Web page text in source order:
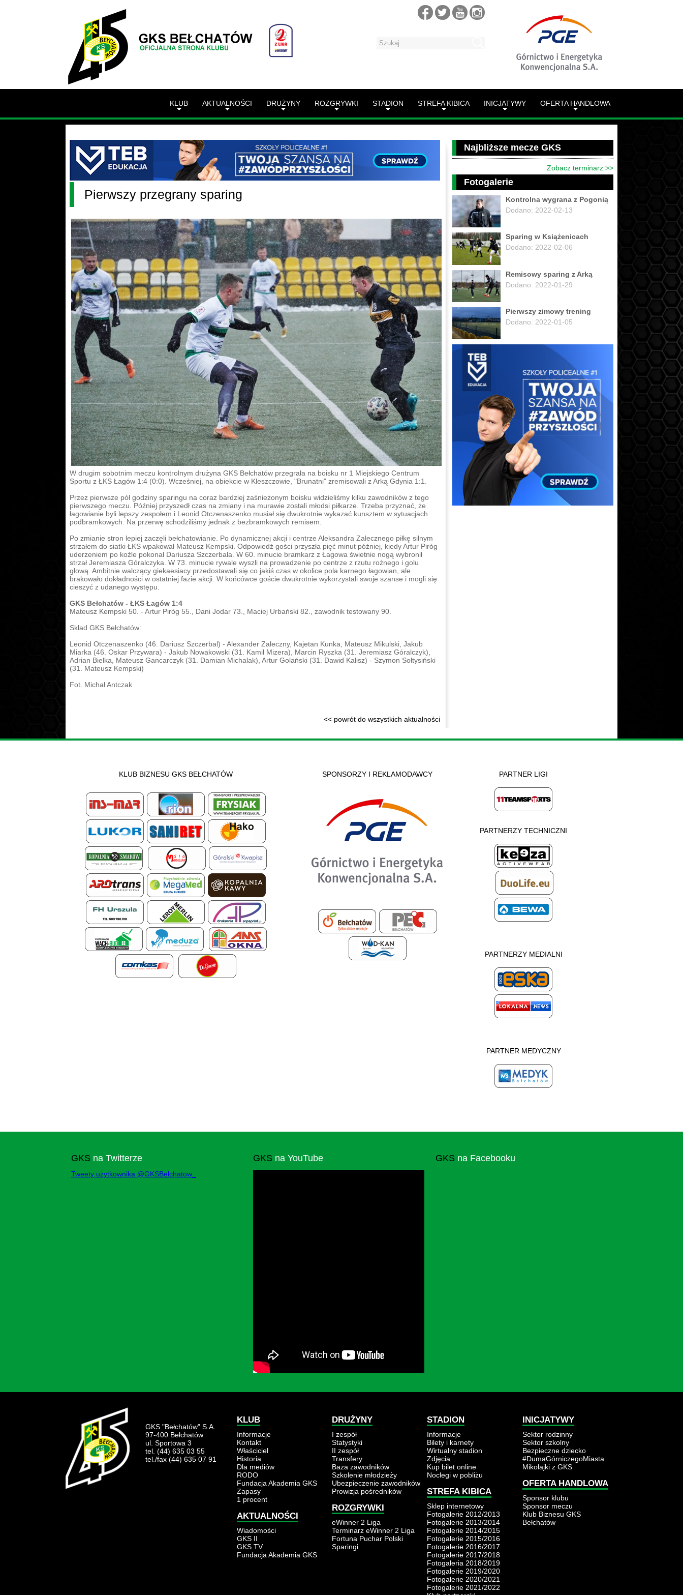
KLUB AKTUALNOŚCI DRUŻYNY ROZGRYWKI STADION STREFA KIBICA INICJATYWY OFERTA HANDLOWA
Pierwszy przegrany sparing
W drugim sobotnim meczu kontrolnym drużyna GKS Bełchatów przegrała na boisku nr 1 Miejskiego Centrum
Sportu z ŁKS Łagów 1:4 (0:0). Wcześniej, na obiekcie w Kleszczowie, "Brunatni" zremisowali z Arką Gdynia 1:1.
Przez pierwsze pół godziny sparingu na coraz bardziej zaśnieżonym boisku widzieliśmy kilku zawodników z tego
pierwszego meczu. Później przyszedł czas na zmiany i na murawie zostali młodsi piłkarze. Trzeba przyznać, że
łagowianie byli lepszy zespołem i Leonid Otczenaszenko musiał się dwukrotnie wykazać kunsztem w sytuacjach
podbramkowych. Na przerwę schodziliśmy jednak z bezbramkowych remisem.
Po zmianie stron lepiej zaczęli bełchatowianie. Po dynamicznej akcji i centrze Aleksandra Zalecznego piłkę silnym
strzałem do siatki ŁKS wpakował Mateusz Kempski. Odpowiedź gości przyszła pięć minut później, kiedy Artur Piróg
uderzeniem po koźle pokonał Dariusza Szczerbala. W 60. minucie bramkarz z Łagowa świetnie nogą wybronił
strzał Jeremiasza Góralczyka. W 73. minucie rywale wyszli na prowadzenie po centrze z rzutu rożnego i golu
głową. Ambitnie walczący giekaesiacy przedostawali się co jakiś czas w okolice pola karnego łagowian, ale
brakowało dokładności w ostatniej fazie akcji. W końcówce goście dwukrotnie wykorzystali swoje szanse i mogli się
cieszyć z udanego występu.
GKS Bełchatów - ŁKS Łagów 1:4
Mateusz Kempski 50. - Artur Piróg 55., Dani Jodar 73., Maciej Urbański 82., zawodnik testowany 90.
Skład GKS Bełchatów:
Leonid Otczenaszenko (46. Dariusz Szczerbal) - Alexander Zaleczny, Kajetan Kunka, Mateusz Mikulski, Jakub
Miarka (46. Oskar Przywara) - Jakub Nowakowski (31. Kamil Mizera), Marcin Ryszka (31. Jeremiasz Góralczyk),
Adrian Bielka, Mateusz Gancarczyk (31. Damian Michalak), Artur Golański (31. Dawid Kalisz) - Szymon Sołtysiński
(31. Mateusz Kempski)
Fot. Michał Antczak
<< powrót do wszystkich aktualności
Najbliższe mecze GKS
Zobacz terminarz >>
Fotogalerie
Kontrolna wygrana z Pogonią
Dodano: 2022-02-13
Sparing w Książenicach
Dodano: 2022-02-06
Remisowy sparing z Arką
Dodano: 2022-01-29
Pierwszy zimowy trening
Dodano: 2022-01-05
KLUB BIZNESU GKS BEŁCHATÓW SPONSORZY I REKLAMODAWCY PARTNER LIGI
PARTNERZY TECHNICZNI
PARTNERZY MEDIALNI
PARTNER MEDYCZNY
GKS na Twitterze
Tweety użytkownika @GKSBelchatow_
GKS na YouTube GKS na Facebooku
GKS "Bełchatów" S.A.
97-400 Bełchatów
ul. Sportowa 3
tel. (44) 635 03 55
tel./fax (44) 635 07 91
KLUB
Informacje
Kontakt
Właściciel
Historia
Dla mediów
RODO
Fundacja Akademia GKS
Zapasy
1 procent
AKTUALNOŚCI
Wiadomości
GKS II
GKS TV
Fundacja Akademia GKS
DRUŻYNY
I zespół
Statystyki
II zespół
Transfery
Baza zawodników
Szkolenie młodzieży
Ubezpieczenie zawodników
Prowizja pośredników
ROZGRYWKI
eWinner 2 Liga
Terminarz eWinner 2 Liga
Fortuna Puchar Polski
Sparingi
STADION
Informacje
Bilety i karnety
Wirtualny stadion
Zdjęcia
Kup bilet online
Noclegi w pobliżu
STREFA KIBICA
Sklep internetowy
Fotogalerie 2012/2013
Fotogalerie 2013/2014
Fotogalerie 2014/2015
Fotogalerie 2015/2016
Fotogalerie 2016/2017
Fotogalerie 2017/2018
Fotogaleria 2018/2019
Fotogalerie 2019/2020
Fotogalerie 2020/2021
Fotogalerie 2021/2022
INICJATYWY
Sektor rodzinny
Sektor szkolny
Bezpieczne dziecko
#DumaGórniczegoMiasta
Mikołajki z GKS
OFERTA HANDLOWA
Sponsor klubu
Sponsor meczu
Klub Biznesu GKS
Bełchatów